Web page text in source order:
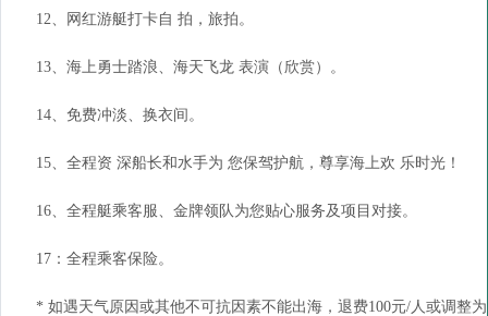
12、网红游艇打卡自 拍，旅拍。
13、海上勇士踏浪、海天飞龙 表演（欣赏）。
14、免费冲淡、换衣间。
15、全程资 深船长和水手为 您保驾护航，尊享海上欢 乐时光！
16、全程艇乘客服、金牌领队为您贴心服务及项目对接。
17：全程乘客保险。
* 如遇天气原因或其他不可抗因素不能出海，退费100元/人或调整